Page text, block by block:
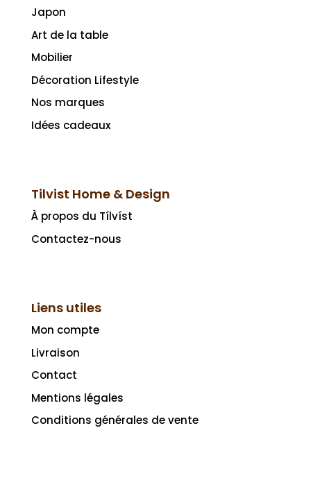
Japon
Art de la table
Mobilier
Décoration Lifestyle
Nos marques
Idées cadeaux
Tilvist Home & Design
À propos du Tílvíst
Contactez-nous
Liens utiles
Mon compte
Livraison
Contact
Mentions légales
Conditions générales de vente